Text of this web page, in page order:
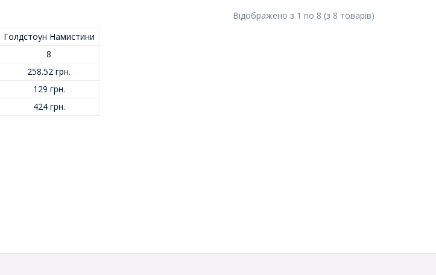
Відображено з 1 по 8 (з 8 товарів)
Голдстоун Намистини
8
258.52 грн.
129 грн.
424 грн.